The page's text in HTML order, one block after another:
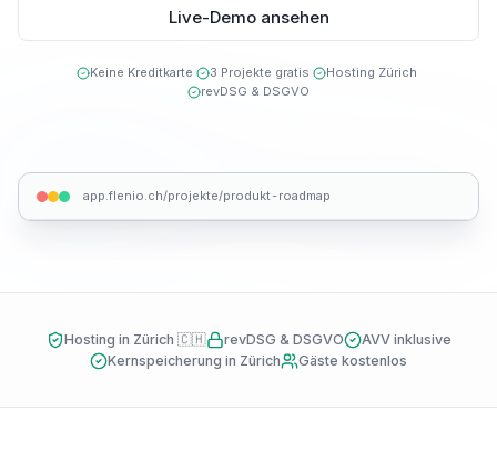
Live-Demo ansehen
Keine Kreditkarte 3 Projekte gratis Hosting Zürich
revDSG & DSGVO
app.flenio.ch/projekte/produkt-roadmap
Hosting in Zürich 🇨🇭 revDSG & DSGVO
AVV inklusive
Kernspeicherung in Zürich
Gäste kostenlos